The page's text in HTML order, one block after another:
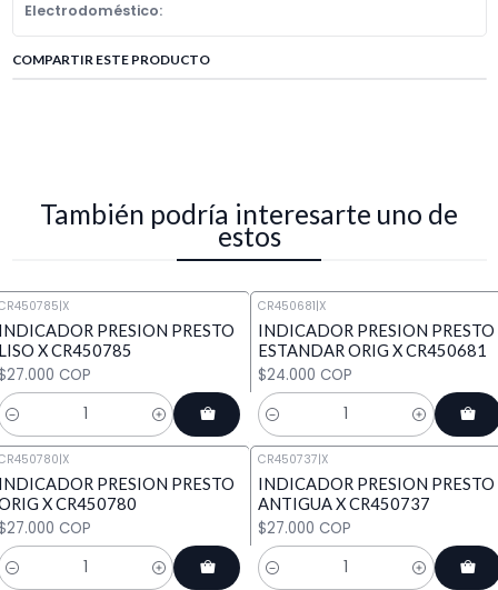
Electrodoméstico:
COMPARTIR ESTE PRODUCTO
También podría interesarte uno de
estos
|X
PRESION PRESTO
X CR450785
COP
CR450681|X
INDICADOR PRESION PRESTO
ESTANDAR ORIG X CR450681
$24.000 COP
Cantidad
|X
PRESION PRESTO
X CR450780
COP
CR450737|X
INDICADOR PRESION PRESTO
ANTIGUA X CR450737
$27.000 COP
Cantidad